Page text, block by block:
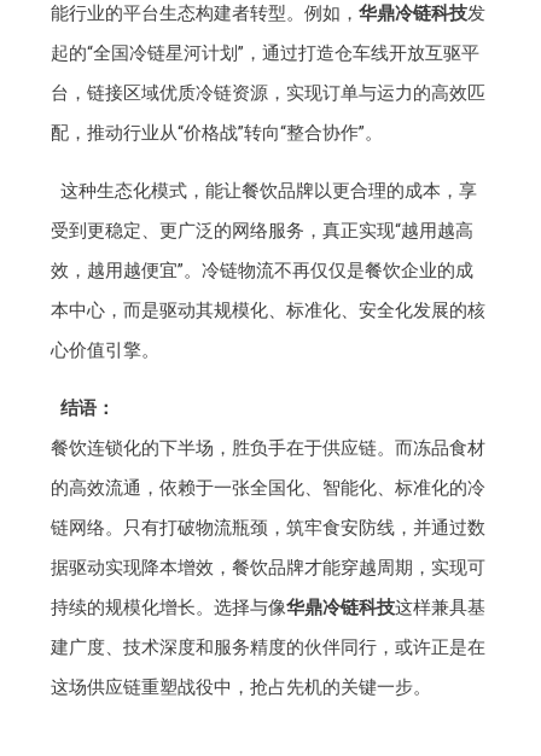
能行业的平台生态构建者转型。例如，华鼎冷链科技发
起的“全国冷链星河计划”，通过打造仓车线开放互驱平
台，链接区域优质冷链资源，实现订单与运力的高效匹
配，推动行业从“价格战”转向“整合协作”。
这种生态化模式，能让餐饮品牌以更合理的成本，享
受到更稳定、更广泛的网络服务，真正实现“越用越高
效，越用越便宜”。冷链物流不再仅仅是餐饮企业的成
本中心，而是驱动其规模化、标准化、安全化发展的核
心价值引擎。
结语：
餐饮连锁化的下半场，胜负手在于供应链。而冻品食材
的高效流通，依赖于一张全国化、智能化、标准化的冷
链网络。只有打破物流瓶颈，筑牢食安防线，并通过数
据驱动实现降本增效，餐饮品牌才能穿越周期，实现可
持续的规模化增长。选择与像华鼎冷链科技这样兼具基
建广度、技术深度和服务精度的伙伴同行，或许正是在
这场供应链重塑战役中，抢占先机的关键一步。